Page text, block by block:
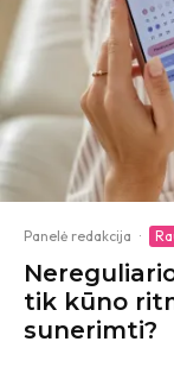
Panelė redakcija ·
tik kūno
sunerimti?